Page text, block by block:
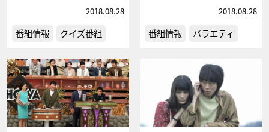
2018.08.28
番組情報 クイズ番組
2018.08.28
番組情報 バラエティ